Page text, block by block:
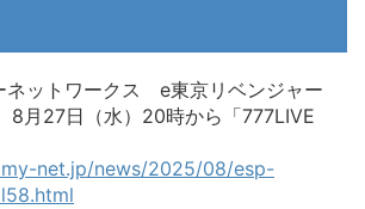
ットワークス e東京リベンジャー
8月27日（水）20時から「777LIVE
net.jp/news/2025/08/esp-